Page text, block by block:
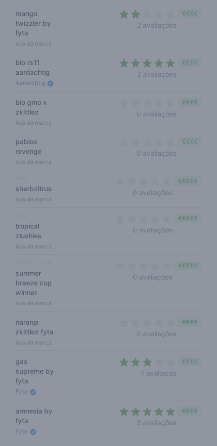
mango
twizzler by
fyta
loja da marca
2 avaliações
€€€€
bio rs11
aardachtig
Aardachtig
2 avaliações
€€€€
bio gmo x
zkittlez
loja da marca
0 avaliações
€€€€
pablos
revenge
loja da marca
0 avaliações
€€€€
sherbzitrus
loja da marca
0 avaliações
€€€€€
tropical
zlushies
loja da marca
0 avaliações
€€€€€
summer
breeze cup
winner
loja da marca
0 avaliações
€€€€€
naranja
zkittlez fyta
loja da marca
0 avaliações
€€€€
gas
supreme by
fyta
Fyta
1 avaliação
€€€€
amnesia by
fyta
Fyta
3 avaliações
€€€€